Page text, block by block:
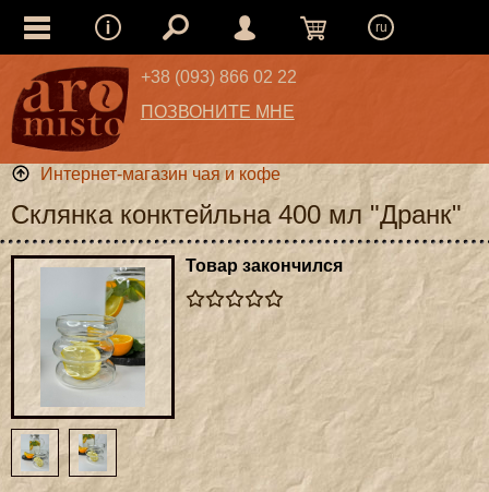
ru
+38 (093) 866 02 22
ПОЗВОНИТЕ МНЕ
Интернет-магазин чая и кофе
Склянка конктейльна 400 мл "Дранк"
Товар закончился